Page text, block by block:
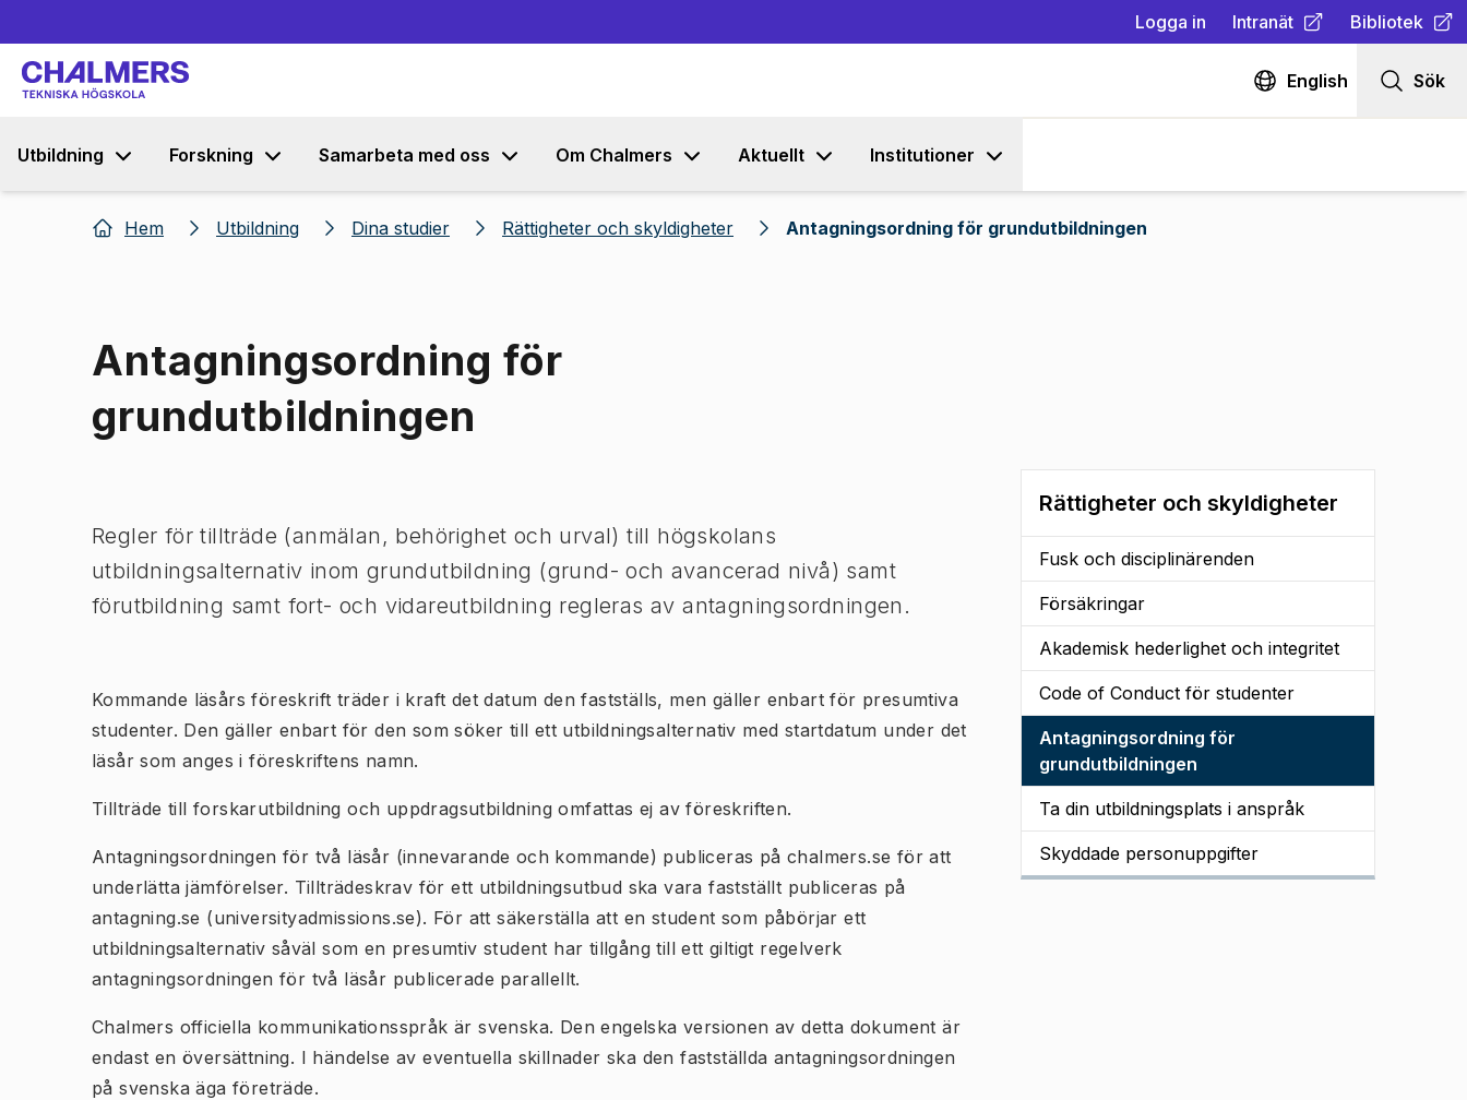
Logga in Intranät
(Öppnas i ny flik)
Bibliotek
(Öppnas i ny
English Sök
Utbildning Forskning Samarbeta med oss Om Chalmers Aktuellt Institutioner
Hem Utbildning Dina studier Rättigheter och skyldigheter Antagningsordning för grundutbildningen
Antagningsordning för
grundutbildningen
Regler för tillträde (anmälan, behörighet och urval) till högskolans
utbildningsalternativ inom grundutbildning (grund- och avancerad nivå) samt
förutbildning samt fort- och vidareutbildning regleras av antagningsordningen.
Kommande läsårs föreskrift träder i kraft det datum den fastställs, men gäller enbart för presumtiva
studenter. Den gäller enbart för den som söker till ett utbildningsalternativ med startdatum under det
läsår som anges i föreskriftens namn.
Tillträde till forskarutbildning och uppdragsutbildning omfattas ej av föreskriften.
Antagningsordningen för två läsår (innevarande och kommande) publiceras på chalmers.se för att
underlätta jämförelser. Tillträdeskrav för ett utbildningsutbud ska vara fastställt publiceras på
antagning.se (universityadmissions.se). För att säkerställa att en student som påbörjar ett
utbildningsalternativ såväl som en presumtiv student har tillgång till ett giltigt regelverk
antagningsordningen för två läsår publicerade parallellt.
Chalmers officiella kommunikationsspråk är svenska. Den engelska versionen av detta dokument är
endast en översättning. I händelse av eventuella skillnader ska den fastställda antagningsordningen
på svenska äga företräde.
Rättigheter och skyldigheter
Fusk och disciplinärenden
Försäkringar
Akademisk hederlighet och integritet
Code of Conduct för studenter
Antagningsordning för
grundutbildningen
Ta din utbildningsplats i anspråk
Skyddade personuppgifter